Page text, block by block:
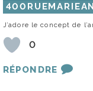
J’adore le concept de
0
RÉPONDRE